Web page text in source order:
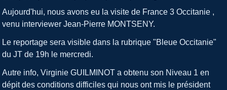
Aujourd'hui, nous avons eu la visite de France 3 Occitanie ,
venu interviewer Jean-Pierre MONTSENY.
Le reportage sera visible dans la rubrique "Bleue Occitanie"
du JT de 19h le mercredi.
Autre info, Virginie GUILMINOT a obtenu son Niveau 1 en
dépit des conditions difficiles qui nous ont mis le président